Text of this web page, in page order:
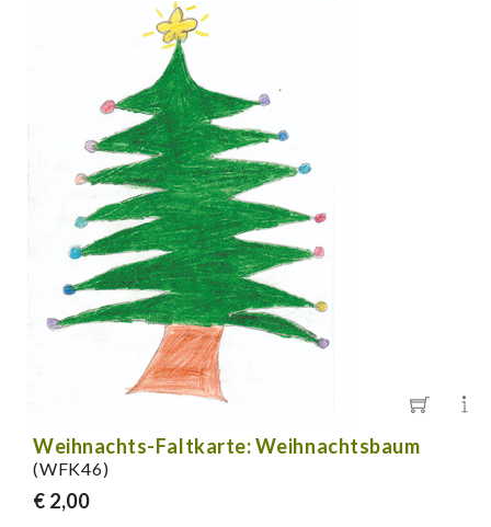
Weihnachts-Faltkarte: Weihnachtsbaum
(WFK46)
€ 2,00